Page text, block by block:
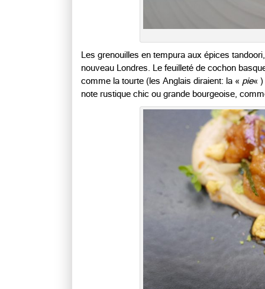
Les grenouilles en tempura aux épices
nouveau Londres. Le feuilleté de cochon
comme la tourte (les Anglais diraient: la « pie« )
note rustique chic ou grande bourgeoise,